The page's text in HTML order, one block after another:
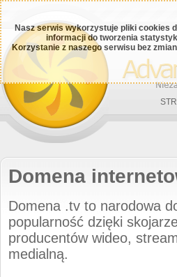
Nasz serwis wykorzystuje pliki cookies
informacji do tworzenia
Korzystanie z naszego serwisu bez
Domena
Domena .tv to narodowa
popularność dzięki
producentów wideo,
medialną.